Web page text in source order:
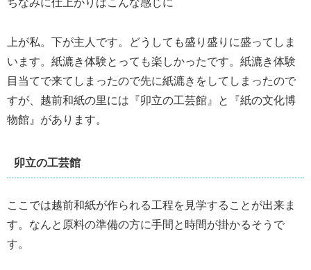
上が私。下が主人です。どうしても盛り盛りに盛ってしま
います。紙漉き体験とっても楽しかったです。紙漉き体験
目当てで来てしまったので先に紙漉きをしてしまったので
すが、越前和紙の里には『卯立の工芸館』と『紙の文化博
物館』があります。
卯立の工芸館
ここでは越前和紙が作られる工程を見学することが出来ま
す。なんと原料の準備の方に手間と時間が掛かるそうで
す。